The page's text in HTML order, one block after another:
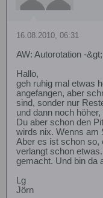
16.08.2010, 06:31
AW: Autorotation -
Hallo,
geh ruhig mal etwas
angefangen, aber
sind, sonder nur
und dann noch
Du aber schon den
wirds nix. Wenns am
Aber es ist schon so,
verlangt schon
gemacht. Und bin da
Lg
Jörn